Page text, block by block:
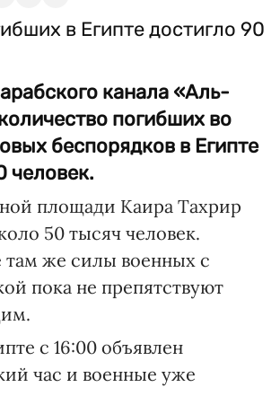
канала «Аль-
погибших во
беспорядков в Египте
человек.
площади Каира Тахрир
50 тысяч человек.
там же силы военных с
пока не препятствуют
с 16:00 объявлен
час и военные уже